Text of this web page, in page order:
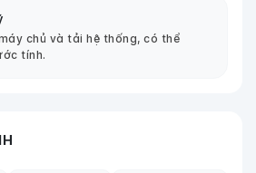
chủ và tải hệ thống, có thể
tính.